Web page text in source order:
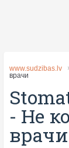
www.sudzibas.lv
врачи
- Не
врачи